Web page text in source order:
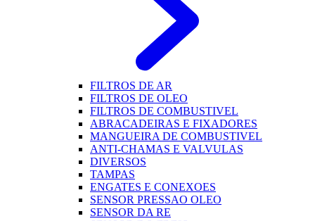
FILTROS DE AR
FILTROS DE OLEO
FILTROS DE COMBUSTIVEL
ABRACADEIRAS E FIXADORES
MANGUEIRA DE COMBUSTIVEL
ANTI-CHAMAS E VALVULAS
DIVERSOS
TAMPAS
ENGATES E CONEXOES
SENSOR PRESSAO OLEO
SENSOR DA RE